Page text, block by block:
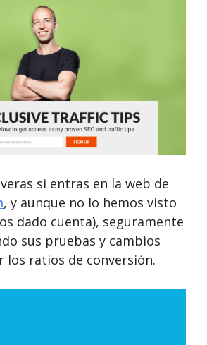
si entras en la web de
, y aunque no lo hemos visto
dado cuenta), seguramente
sus pruebas y cambios
los ratios de conversión.